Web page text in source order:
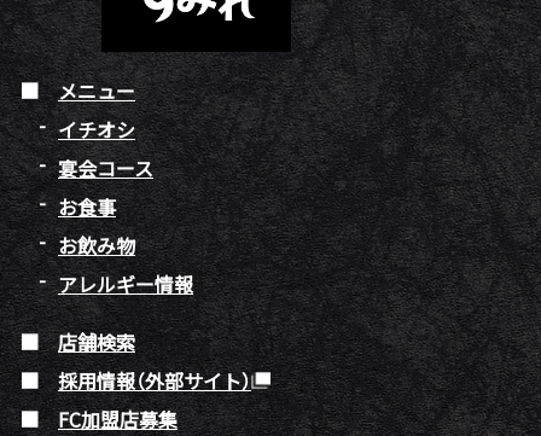
メニュー
イチオシ
宴会コース
お食事
お飲み物
アレルギー情報
店舗検索
採用情報（外部サイト）
FC加盟店募集